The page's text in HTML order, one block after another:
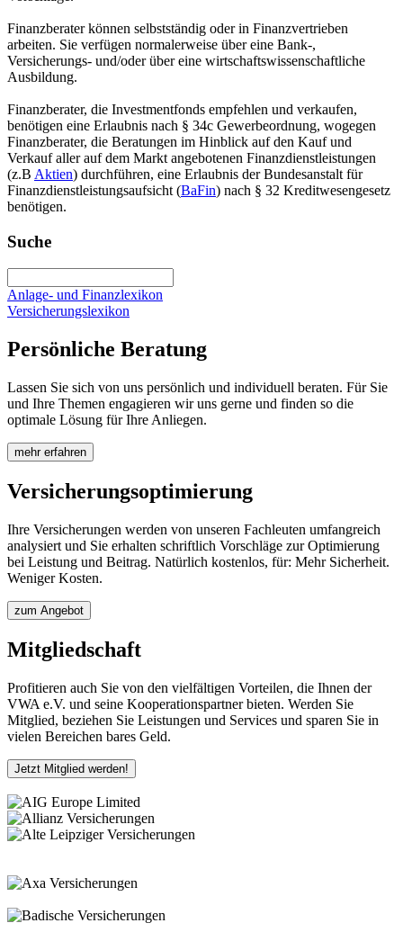
Finanzberater können selbstständig oder in Finanzvertrieben
arbeiten. Sie verfügen normalerweise über eine Bank-,
Versicherungs- und/oder über eine wirtschaftswissenschaftliche
Ausbildung.
Finanzberater, die Investmentfonds empfehlen und verkaufen,
benötigen eine Erlaubnis nach § 34c Gewerbeordnung, wogegen
Finanzberater, die Beratungen im Hinblick auf den Kauf und
Verkauf aller auf dem Markt angebotenen Finanzdienstleistungen
(z.B Aktien) durchführen, eine Erlaubnis der Bundesanstalt für
Finanzdienstleistungsaufsicht (BaFin) nach § 32 Kreditwesengesetz
benötigen.
Suche
Anlage- und Finanzlexikon
Versicherungslexikon
Persönliche Beratung
Lassen Sie sich von uns persönlich und individuell beraten. Für Sie
und Ihre Themen engagieren wir uns gerne und finden so die
optimale Lösung für Ihre Anliegen.
mehr erfahren
Versicherungsoptimierung
Ihre Versicherungen werden von unseren Fachleuten umfangreich
analysiert und Sie erhalten schriftlich Vorschläge zur Optimierung
bei Leistung und Beitrag. Natürlich kostenlos, für: Mehr Sicherheit.
Weniger Kosten.
zum Angebot
Mitgliedschaft
Profitieren auch Sie von den vielfältigen Vorteilen, die Ihnen der
VWA e.V. und seine Kooperationspartner bieten. Werden Sie
Mitglied, beziehen Sie Leistungen und Services und sparen Sie in
vielen Bereichen bares Geld.
Jetzt Mitglied werden!